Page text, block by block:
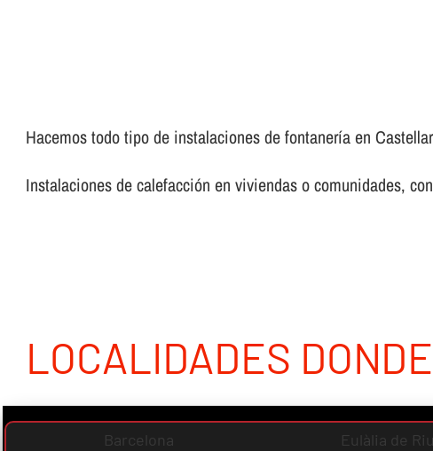
Hacemos todo tipo de instalaciones de fontanerí­a en
Instalaciones de calefacción en viviendas o comunidades,
LOCALIDADES
Barcelona Eulàlia de